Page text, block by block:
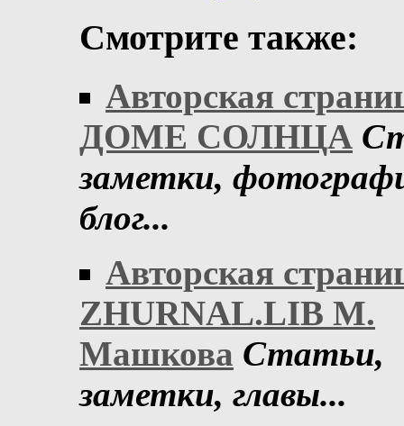
Смотрите также:
Авторская
ДОМЕ СОЛНЦА
заметки,
блог...
Авторская
ZHURNAL.LIB М.
Машкова Статьи,
заметки, главы...